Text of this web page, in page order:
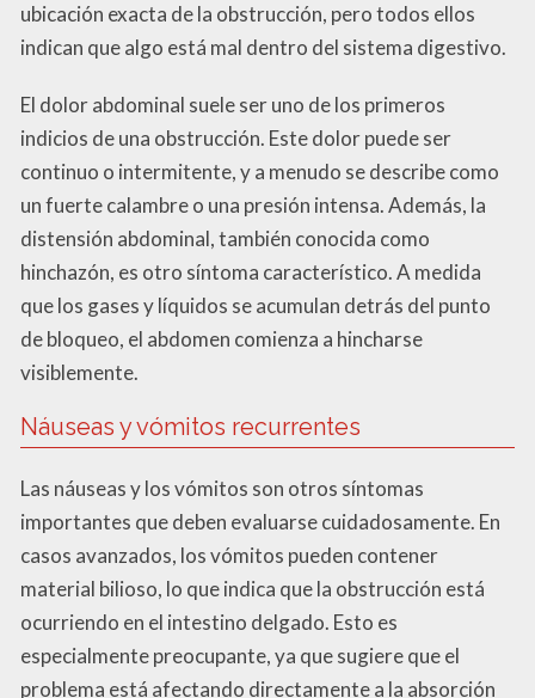
ubicación exacta de la obstrucción, pero todos ellos
indican que algo está mal dentro del sistema digestivo.
El dolor abdominal suele ser uno de los primeros
indicios de una obstrucción. Este dolor puede ser
continuo o intermitente, y a menudo se describe como
un fuerte calambre o una presión intensa. Además, la
distensión abdominal, también conocida como
hinchazón, es otro síntoma característico. A medida
que los gases y líquidos se acumulan detrás del punto
de bloqueo, el abdomen comienza a hincharse
visiblemente.
Náuseas y vómitos recurrentes
Las náuseas y los vómitos son otros síntomas
importantes que deben evaluarse cuidadosamente. En
casos avanzados, los vómitos pueden contener
material bilioso, lo que indica que la obstrucción está
ocurriendo en el intestino delgado. Esto es
especialmente preocupante, ya que sugiere que el
problema está afectando directamente a la absorción